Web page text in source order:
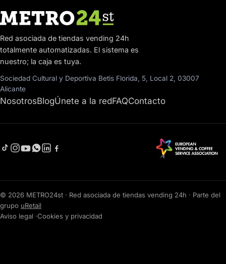
Red asociada de tiendas vending 24h
totalmente automatizadas. El sistema es
nuestro; la caja es tuya.
Sociedad Cultural y Deportiva Betis Florida, 5, Local 2, 03007
Alicante
NosotrosBlogÚnete a la redFAQContacto
© 2026 METRO24st · Red asociada de tiendas vending 24h · Parte del
grupo uRetail
Aviso legal ·Cookies y privacidad